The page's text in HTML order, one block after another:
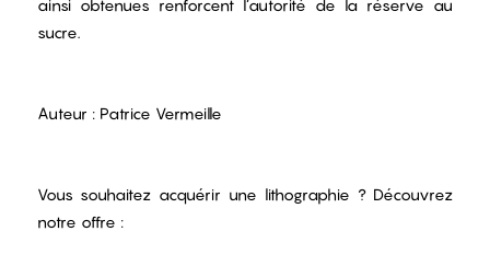
ainsi obtenues renforcent l’autorité de la réserve au
sucre.
Auteur : Patrice Vermeille
Vous souhaitez acquérir une lithographie ? Découvrez
notre offre :